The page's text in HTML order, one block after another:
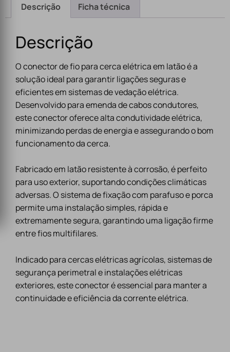
Descrição Ficha técnica
Descrição
O conector de fio para cerca elétrica em latão é a
solução ideal para garantir ligações seguras e
eficientes em sistemas de vedação elétrica.
Desenvolvido para emenda de cabos condutores,
este conector oferece alta condutividade elétrica,
minimizando perdas de energia e assegurando o bom
funcionamento da cerca.
Fabricado em latão resistente à corrosão, é perfeito
para uso exterior, suportando condições climáticas
adversas. O sistema de fixação com parafuso e porca
permite uma instalação simples, rápida e
extremamente segura, garantindo uma ligação firme
entre fios multifilares.
Indicado para cercas elétricas agrícolas, sistemas de
segurança perimetral e instalações elétricas
exteriores, este conector é essencial para manter a
continuidade e eficiência da corrente elétrica.